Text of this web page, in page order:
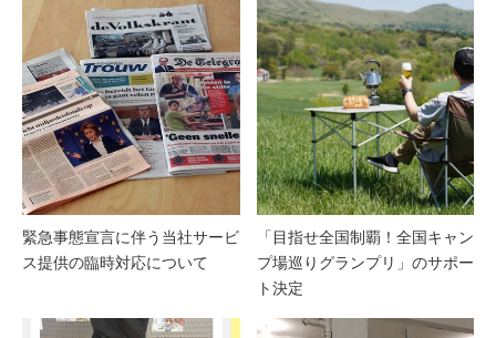
緊急事態宣言に伴う当社サービ
ス提供の臨時対応について
「目指せ全国制覇！全国キャン
プ場巡りグランプリ」のサポー
ト決定